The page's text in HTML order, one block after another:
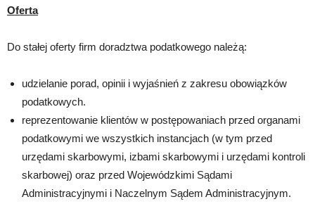
Oferta
Do stałej oferty firm doradztwa podatkowego należą:
udzielanie porad, opinii i wyjaśnień z zakresu obowiązków
podatkowych.
reprezentowanie klientów w postępowaniach przed organami
podatkowymi we wszystkich instancjach (w tym przed
urzędami skarbowymi, izbami skarbowymi i urzędami kontroli
skarbowej) oraz przed Wojewódzkimi Sądami
Administracyjnymi i Naczelnym Sądem Administracyjnym.